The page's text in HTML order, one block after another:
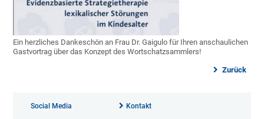
Ein herzliches Dankeschön an Frau Dr. Gaigulo für Ihren anschaulichen
Gastvortrag über das Konzept des Wortschatzsammlers!
Zurück
Social Media Kontakt